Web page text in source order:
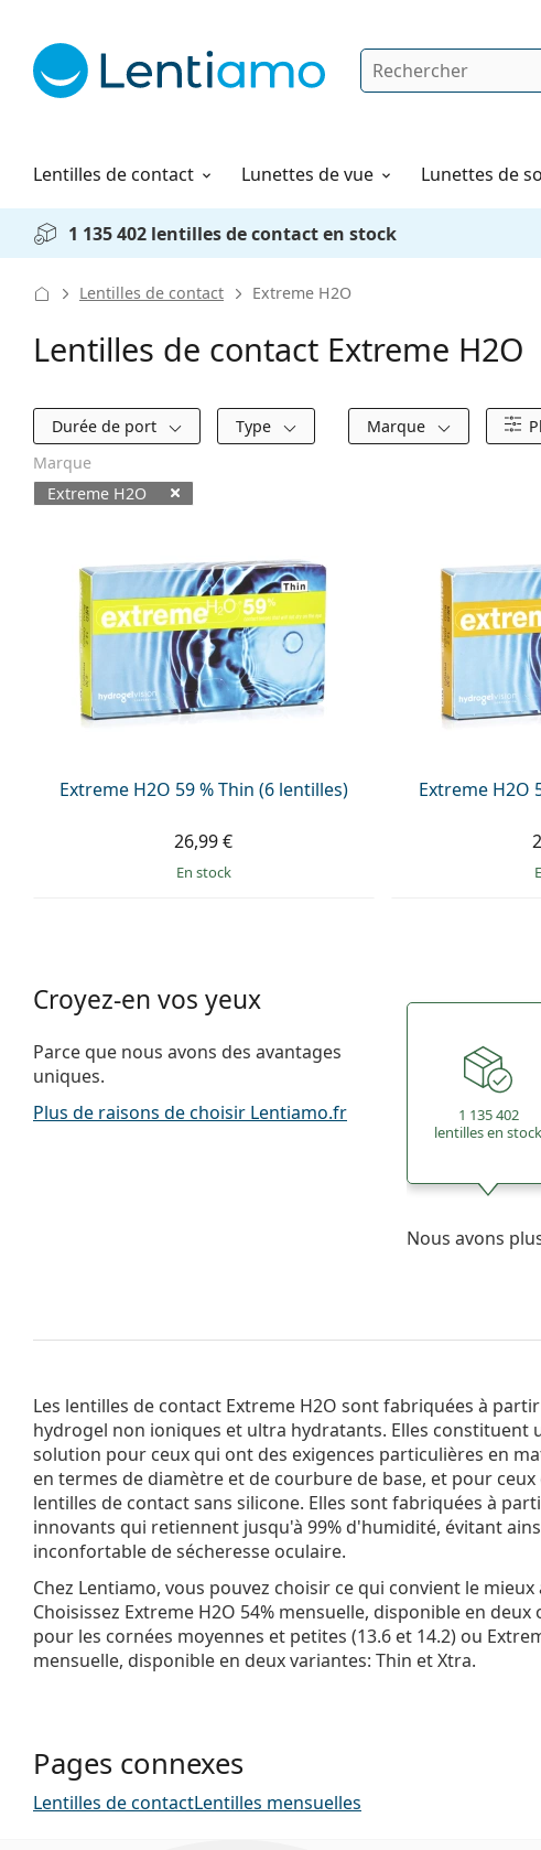
Rechercher
Lentilles de contact
Produits d'entretien Lunettes de vue Lunettes de
Comment commander
1 135 402 lentilles de contact en stock
Lentilles de contact Extreme H2O
Lentilles de contact Extreme H2O
Filtres
Durée de port Type Marque
Marque
Extreme H2O
Extreme H2O 59 % Thin (6 lentilles)
26,99 €
en stock
Extreme H2O
Croyez-en vos yeux
Parce que nous avons des avantages
uniques.
Plus de raisons de choisir Lentiamo.fr
1 135 402
lentilles en stock
Nous avons
Les lentilles de contact Extreme H2O sont fabriquées à
hydrogel non ioniques et ultra hydratants. Elles constituent
solution pour ceux qui ont des exigences particulières en
en termes de diamètre et de courbure de base, et pour
lentilles de contact sans silicone. Elles sont fabriquées à
innovants qui retiennent jusqu'à 99% d'humidité, évitant
inconfortable de sécheresse oculaire.
Chez Lentiamo, vous pouvez choisir ce qui convient le mieux
Choisissez Extreme H2O 54% mensuelle, disponible en
pour les cornées moyennes et petites (13.6 et 14.2) ou
mensuelle, disponible en deux variantes: Thin et Xtra.
Pages connexes
Lentilles de contactLentilles mensuelles